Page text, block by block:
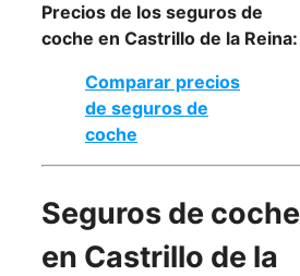
Precios de los seguros de
coche en Castrillo de la Reina:
Comparar precios
de seguros de
coche
Seguros de coche
en Castrillo de la